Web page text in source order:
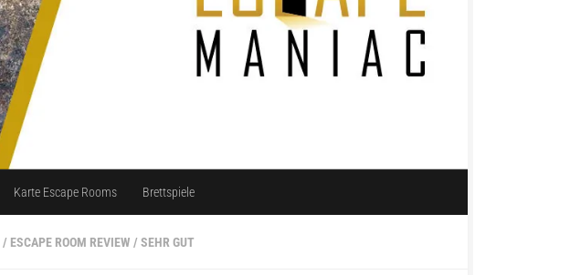
Karte Escape Rooms Brettspiele
/ ESCAPE ROOM REVIEW / SEHR GUT